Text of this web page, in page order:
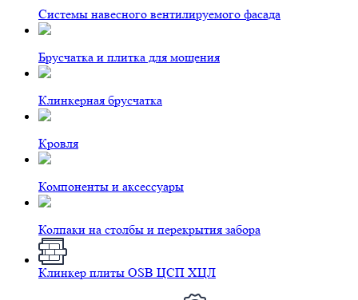
Системы навесного вентилируемого фасада
Брусчатка и плитка для мощения
Клинкерная брусчатка
Кровля
Компоненты и аксессуары
Колпаки на столбы и перекрытия забора
Клинкер плиты OSB ЦСП ХЦЛ